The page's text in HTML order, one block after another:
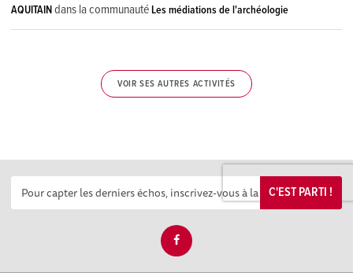
AQUITAINdans la communautéLes médiations de l'archéologie
VOIR SES AUTRES ACTIVITÉS
C'EST PARTI !